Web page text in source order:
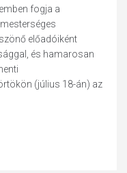
fogja a
előadóiként
és hamarosan
(július 18-án) az